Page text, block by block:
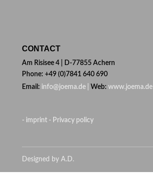
CONTACT
Am Risisee 4 | D-77855 Achern
Phone: +49 (0)7841 640 690
Email: info@joema.de | Web: www.joema.de
- imprint - Privacy policy
Designed by A.D.